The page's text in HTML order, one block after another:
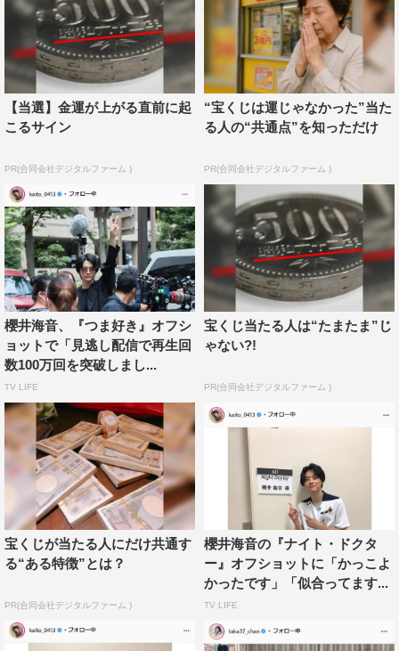
【当選】金運が上がる直前に起
こるサイン
PR(合同会社デジタルファーム )
“宝くじは運じゃなかった”当た
る人の“共通点”を知っただけ
PR(合同会社デジタルファーム )
櫻井海音、『つま好き』オフシ
ョットで「見逃し配信で再生回
数100万回を突破しまし...
TV LIFE
宝くじ当たる人は“たまたま”じ
ゃない?!
PR(合同会社デジタルファーム )
宝くじが当たる人にだけ共通す
る“ある特徴”とは？
PR(合同会社デジタルファーム )
櫻井海音の『ナイト・ドクタ
ー』オフショットに「かっこよ
かったです」「似合ってます...
TV LIFE